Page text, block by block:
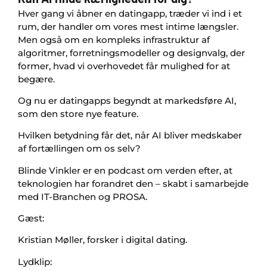
Hver gang vi åbner en datingapp, træder vi ind i et
rum, der handler om vores mest intime længsler.
Men også om en kompleks infrastruktur af
algoritmer, forretningsmodeller og designvalg, der
former, hvad vi overhovedet får mulighed for at
begære.
Og nu er datingapps begyndt at markedsføre AI,
som den store nye feature.
Hvilken betydning får det, når AI bliver medskaber
af fortællingen om os selv?
Blinde Vinkler er en podcast om verden efter, at
teknologien har forandret den – skabt i samarbejde
med IT-Branchen og PROSA.
Gæst:
Kristian Møller, forsker i digital dating.
Lydklip: